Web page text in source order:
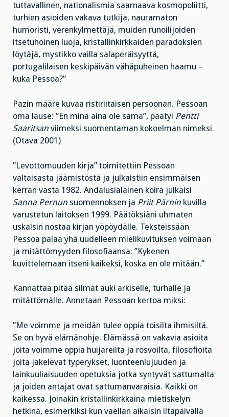
tuttavallinen, nationalismia saarnaava kosmopoliitti,
turhien asioiden vakava tutkija, nauramaton
humoristi, verenkylmettäjä, muiden runoilijoiden
itsetuhoinen luoja, kristallinkirkkaiden paradoksien
löytäjä, mystikko vailla salaperäisyyttä,
portugalilaisen keskipäivän vähäpuheinen haamu –
kuka Pessoa?”
Pazin määre kuvaa ristiriitaisen persoonan. Pessoan
oma lause: ”En minä aina ole sama”, päätyi Pentti
Saaritsan viimeksi suomentaman kokoelman nimeksi.
(Otava 2001)
”Levottomuuden kirja” toimitettiin Pessoan
valtaisasta jäämistöstä ja julkaistiin ensimmäisen
kerran vasta 1982. Andalusialainen koira julkaisi
Sanna Pernun suomennoksen ja Priit Pärnin kuvilla
varustetun laitoksen 1999. Päätöksiäni uhmaten
uskalsin nostaa kirjan yöpöydälle. Teksteissään
Pessoa palaa yhä uudelleen mielikuvituksen voimaan
ja mitättömyyden filosofiaansa: ”Kykenen
kuvittelemaan itseni kaikeksi, koska en ole mitään.”
Kannattaa pitää silmät auki arkiselle, turhalle ja
mitättömälle. Annetaan Pessoan kertoa miksi:
”Me voimme ja meidän tulee oppia toisilta ihmisiltä.
Se on hyvä elämänohje. Elämässä on vakavia asioita
joita voimme oppia huijareilta ja rosvoilta, filosofioita
joita jakelevat typerykset, luonteenlujuuden ja
lainkuuliaisuuden opetuksia jotka syntyvät sattumalta
ja joiden antajat ovat sattumanvaraisia. Kaikki on
kaikessa. Joinakin kristallinkirkkaina mietiskelyn
hetkinä, esimerkiksi kun vaellan aikaisin iltapäivällä